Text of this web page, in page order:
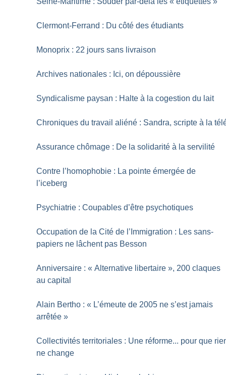
Clermont-Ferrand : Du côté des étudiants
Monoprix : 22 jours sans livraison
Archives nationales : Ici, on dépoussière
Syndicalisme paysan : Halte à la cogestion du lait
Chroniques du travail aliéné : Sandra, scripte à la
Assurance chômage : De la solidarité à la servilité
Contre l’homophobie : La pointe émergée de
l’iceberg
Psychiatrie : Coupables d’être psychotiques
Occupation de la Cité de l’Immigration : Les sans-
papiers ne lâchent pas Besson
Anniversaire : « Alternative libertaire », 200 claques
au capital
Alain Bertho : « L’émeute de 2005 ne s’est jamais
arrêtée »
Collectivités territoriales : Une réforme... pour que
ne change